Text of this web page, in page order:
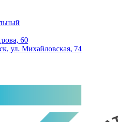
60
ул. Михайловская, 74